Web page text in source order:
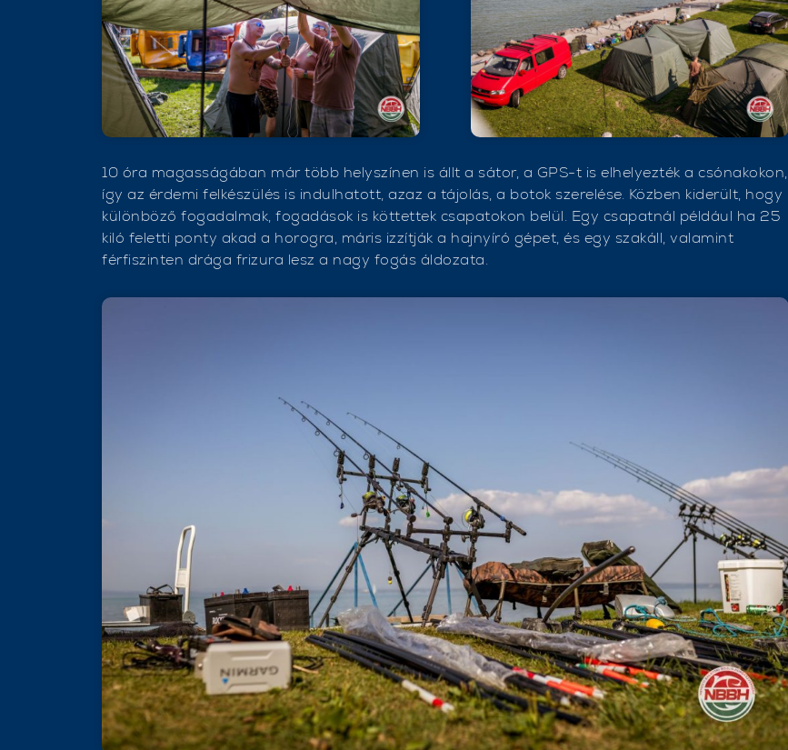
10 óra magasságában már több helyszínen is állt a sátor, a GPS-t is elhelyezték a csónakokon,
így az érdemi felkészülés is indulhatott, azaz a tájolás, a botok szerelése. Közben kiderült, hogy
különböző fogadalmak, fogadások is köttettek csapatokon belül. Egy csapatnál például ha 25
kiló feletti ponty akad a horogra, máris izzítják a hajnyíró gépet, és egy szakáll, valamint
férfiszinten drága frizura lesz a nagy fogás áldozata.